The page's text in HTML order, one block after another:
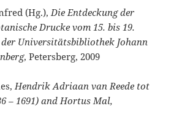
(Hg.), Die Entdeckung der
Drucke vom 15. bis 19.
Universitätsbibliothek Johann
, Petersberg, 2009
Hendrik Adriaan van Reede tot
– 1691) and Hortus Mal,